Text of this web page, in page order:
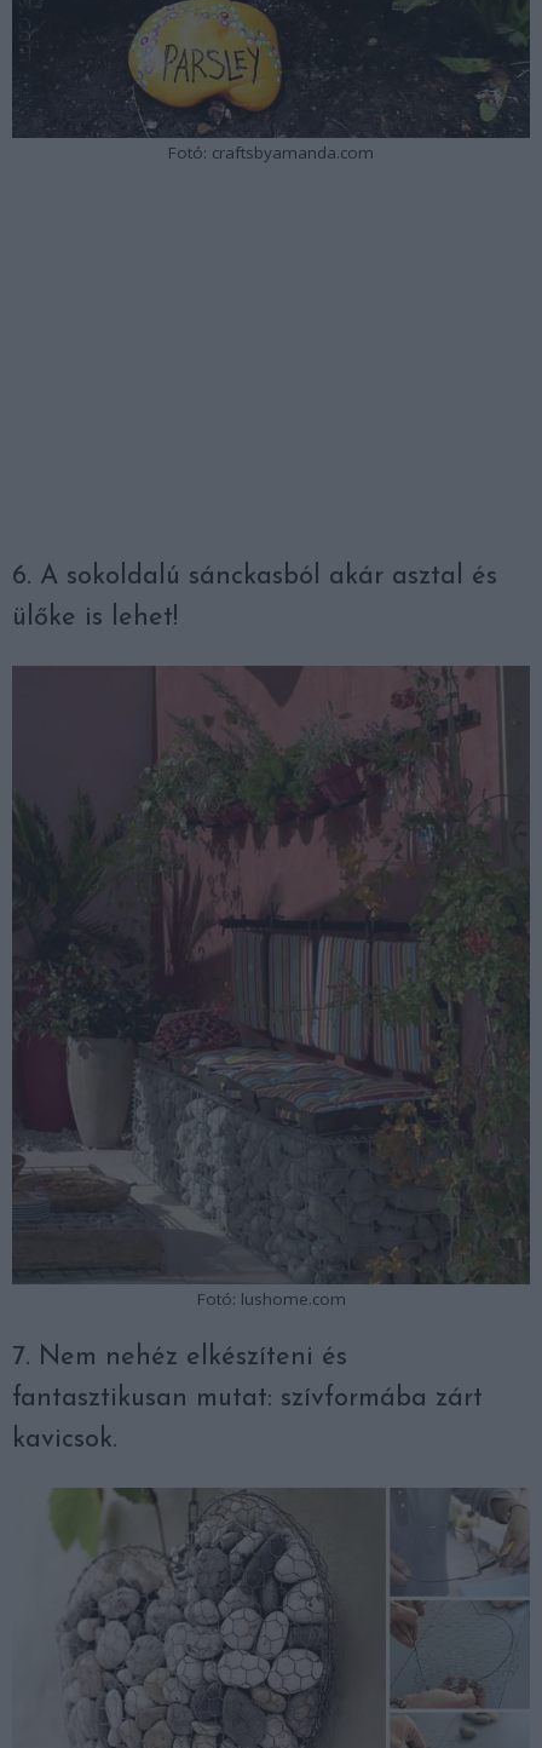
Fotó: craftsbyamanda.com
6. A sokoldalú sánckasból akár asztal és
ülőke is lehet!
Fotó: lushome.com
7. Nem nehéz elkészíteni és
fantasztikusan mutat: szívformába zárt
kavicsok.